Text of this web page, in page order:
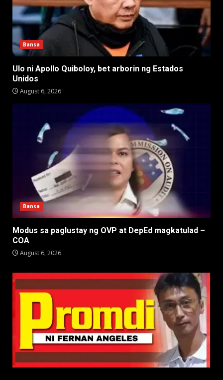
Bansa
Ulo ni Apollo Quiboloy, bet arborin ng Estados
Unidos
August 6, 2026
Bansa
Modus sa paglustay ng OVP at DepEd magkatulad –
COA
August 6, 2026